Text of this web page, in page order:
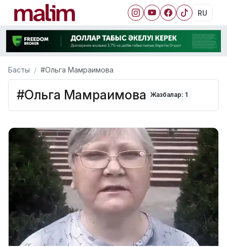
RU
Басты #Ольга Мамраимова
#Ольга Мамраимова Жазбалар: 1